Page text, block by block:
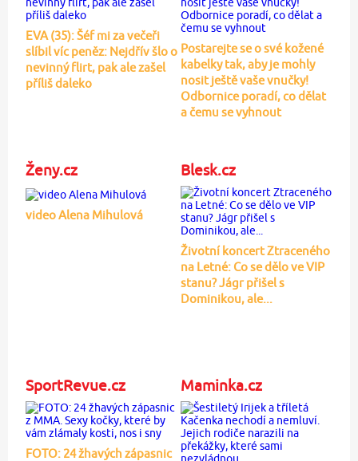
EVA (35): Šéf mi za večeři
slíbil víc peněz: Nejdřív šlo o
nevinný flirt, pak ale zašel
příliš daleko
Postarejte se o své kožené
kabelky tak, aby je mohly
nosit ještě vaše vnučky!
Odbornice poradí, co dělat
a čemu se vyhnout
Ženy.cz
video Alena Mihulová
Blesk.cz
Životní koncert Ztraceného
na Letné: Co se dělo ve VIP
stanu? Jágr přišel s
Dominikou, ale...
SportRevue.cz
FOTO: 24 žhavých zápasnic
Maminka.cz